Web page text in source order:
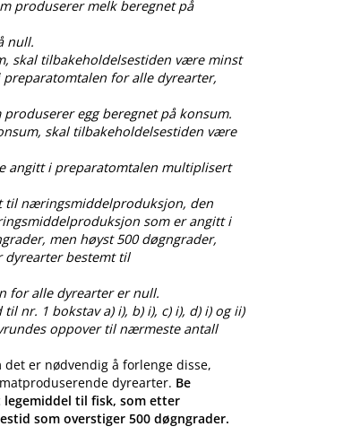
produserer melk beregnet på
null.
skal tilbakeholdelsestiden være minst
for alle dyrearter,
egg beregnet på konsum.
skal tilbakeholdelsestiden være
angitt i preparatomtalen multiplisert
til næringsmiddelproduksjon, den
som er angitt i
men høyst 500 døgngrader,
dyrearter bestemt til
for alle dyrearter er null.
nr. 1 bokstav a) i), b) i), c) i), d) i) og ii)
oppover til nærmeste antall
er nødvendig å forlenge disse,
dyrearter. Be
til fisk, som etter
som overstiger 500 døgngrader.